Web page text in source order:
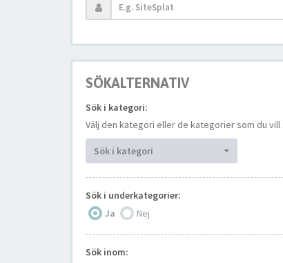
SÖKALTERNATIV
Sök i kategori:
Välj den kategori eller de kategorier som du
Sök i kategori
Sök i underkategorier:
Ja
Nej
Sök inom: